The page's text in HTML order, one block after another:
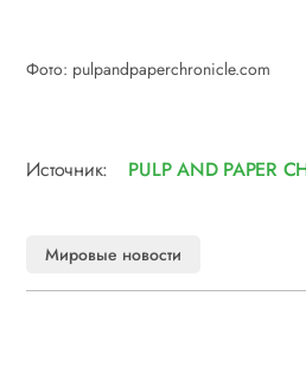
Фото: pulpandpaperchronicle.com
Источник: PULP AND PAPER
Мировые новости